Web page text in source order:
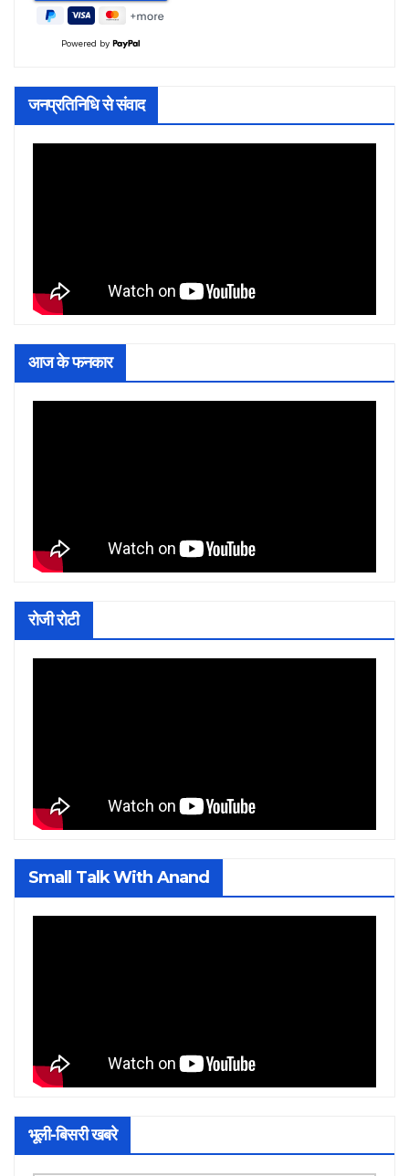
Powered by
जनप्रतिनिधि से संवाद
आज के फनकार
रोजी रोटी
Small Talk With Anand
भूली-बिसरी खबरे